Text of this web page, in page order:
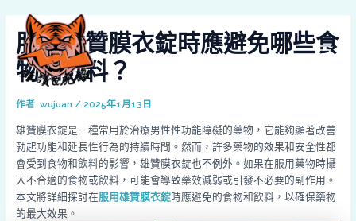
服用雄贊膜衣錠時應避免哪些食
物和飲料？
作者: wujuan / 2025年1月13日
雄贊膜衣錠是一種常用於治療男性性功能障礙的藥物，它能夠顯著改善
勃起功能和延長性行為的持續時間。然而，許多藥物的效果和安全性都
會受到食物和飲料的影響，雄贊膜衣錠也不例外。如果在服用藥物時攝
入不合適的食物或飲料，可能會導致藥效減弱或引發不必要的副作用。
本文將詳細探討在服用雄贊膜衣錠時應避免的食物和飲料，以確保藥物
的最大效果。
navigation